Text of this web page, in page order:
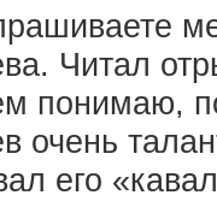
Читал
понимаю,
очень
его